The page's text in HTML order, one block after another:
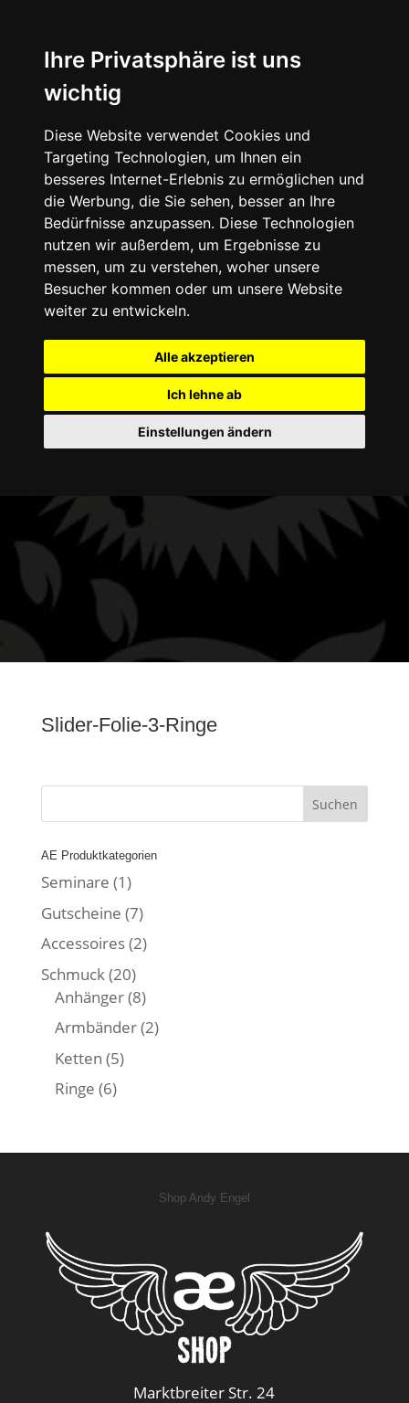
Ihre Privatsphäre ist uns
wichtig
Diese Website verwendet Cookies und
Targeting Technologien, um Ihnen ein
besseres Internet-Erlebnis zu ermöglichen und
die Werbung, die Sie sehen, besser an Ihre
Bedürfnisse anzupassen. Diese Technologien
nutzen wir außerdem, um Ergebnisse zu
messen, um zu verstehen, woher unsere
Besucher kommen oder um unsere Website
weiter zu entwickeln.
Alle akzeptieren
Ich lehne ab
Einstellungen ändern
Seite wählen
Slider-Folie-3-Ringe
AE Produktkategorien
Seminare (1)
Gutscheine (7)
Accessoires(2)
Schmuck (20)
Anhänger(8)
Armbänder(2)
Ketten (5)
Ringe (6)
Shop Andy Engel
Marktbreiter Str. 24